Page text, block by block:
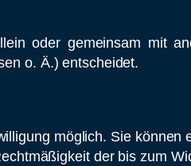
oder gemeinsam mit
o. Ä.) entscheidet.
möglich. Sie können
der bis zum